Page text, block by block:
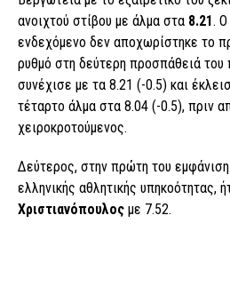
ανοιχτού στίβου με άλμα στα 8.21. Ο
ενδεχόμενο δεν αποχωρίστηκε το
ρυθμό στη δεύτερη προσπάθειά
συνέχισε με τα 8.21 (-0.5) και
τέταρτο άλμα στα 8.04 (-0.5), πριν
χειροκροτούμενος.
Δεύτερος, στην πρώτη του
ελληνικής αθλητικής υπηκοότητας,
Χριστιανόπουλος με 7.52.